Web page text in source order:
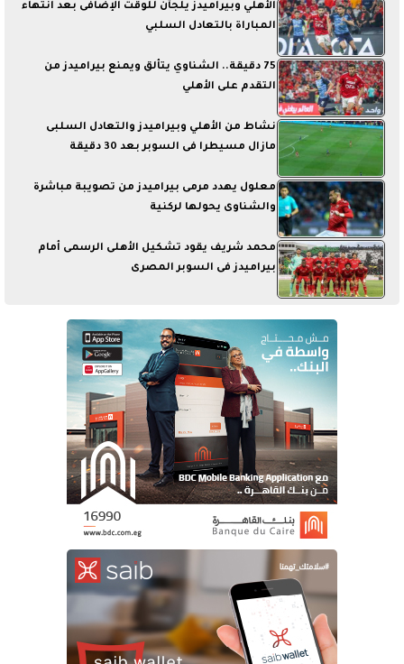
الأهلي وبيراميدز يلجآن للوقت الإضافى بعد انتهاء
المباراة بالتعادل السلبي
75 دقيقة.. الشناوي يتألق ويمنع بيراميدز من
التقدم على الأهلي
نشاط من الأهلي وبيراميدز والتعادل السلبى
مازال مسيطرا فى السوبر بعد 30 دقيقة
معلول يهدد مرمى بيراميدز من تصويبة مباشرة
والشناوى يحولها لركنية
محمد شريف يقود تشكيل الأهلى الرسمى أمام
بيراميدز فى السوبر المصرى